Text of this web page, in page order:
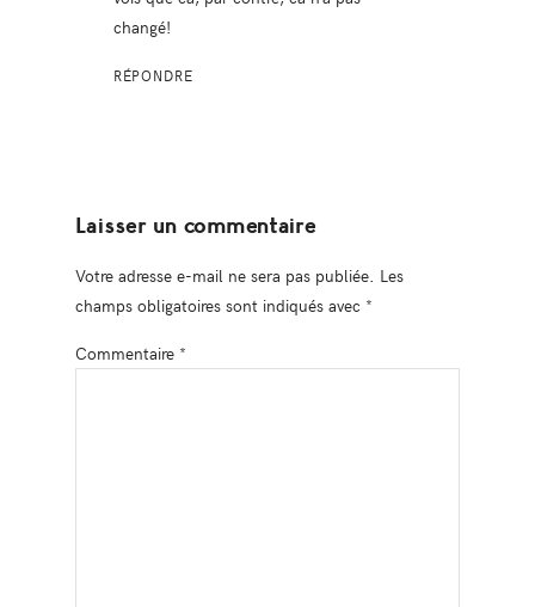
changé!
RÉPONDRE
Laisser un commentaire
Votre adresse e-mail ne sera pas publiée. Les
champs obligatoires sont indiqués avec *
Commentaire *